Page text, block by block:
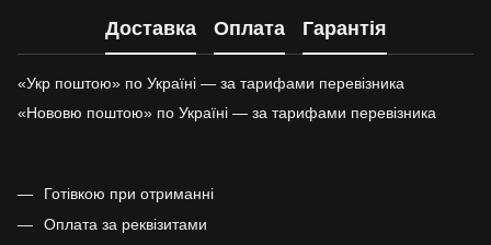
Доставка Оплата Гарантія
«Укр поштою» по Україні — за тарифами перевізника
«Нововю поштою» по Україні — за тарифами перевізника
Готівкою при отриманні
Оплата за реквізитами